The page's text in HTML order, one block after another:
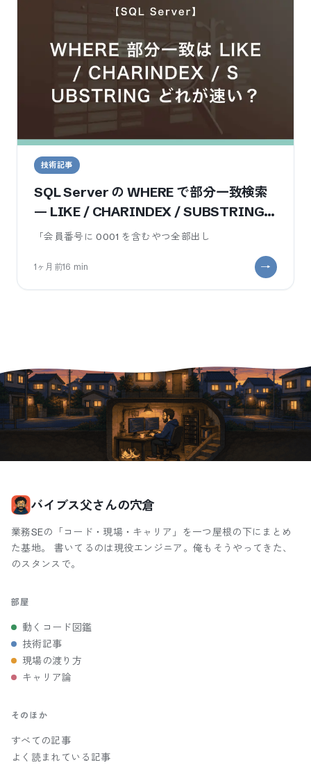
技術記事
SQL Server の WHERE で部分一致検索
— LIKE / CHARINDEX / SUBSTRING
のどれが速いか3パターン
「会員番号に 0001 を含むやつ全部出し
1ヶ月前16 min
バイブス父さんの穴倉
業務SEの「コード・現場・キャリア」を一つ屋根の下にまとめ
た基地。 書いてるのは現役エンジニア。俺もそうやってきた、
のスタンスで。
部屋
動くコード図鑑
技術記事
現場の渡り方
キャリア論
そのほか
すべての記事
よく読まれている記事